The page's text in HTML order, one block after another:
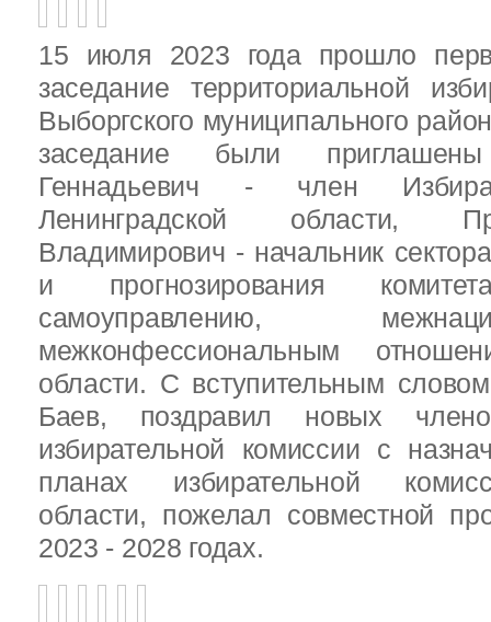
15 июля 2023 года прошло
заседание территориальной
Выборгского муниципального
заседание были
Геннадьевич - член
Ленинградской области,
Владимирович - начальник
и прогнозирования
самоуправлению,
межконфессиональным
области. С вступительным
Баев, поздравил новых
избирательной комиссии с
планах избирательной
области, пожелал совместной
2023 - 2028 годах.